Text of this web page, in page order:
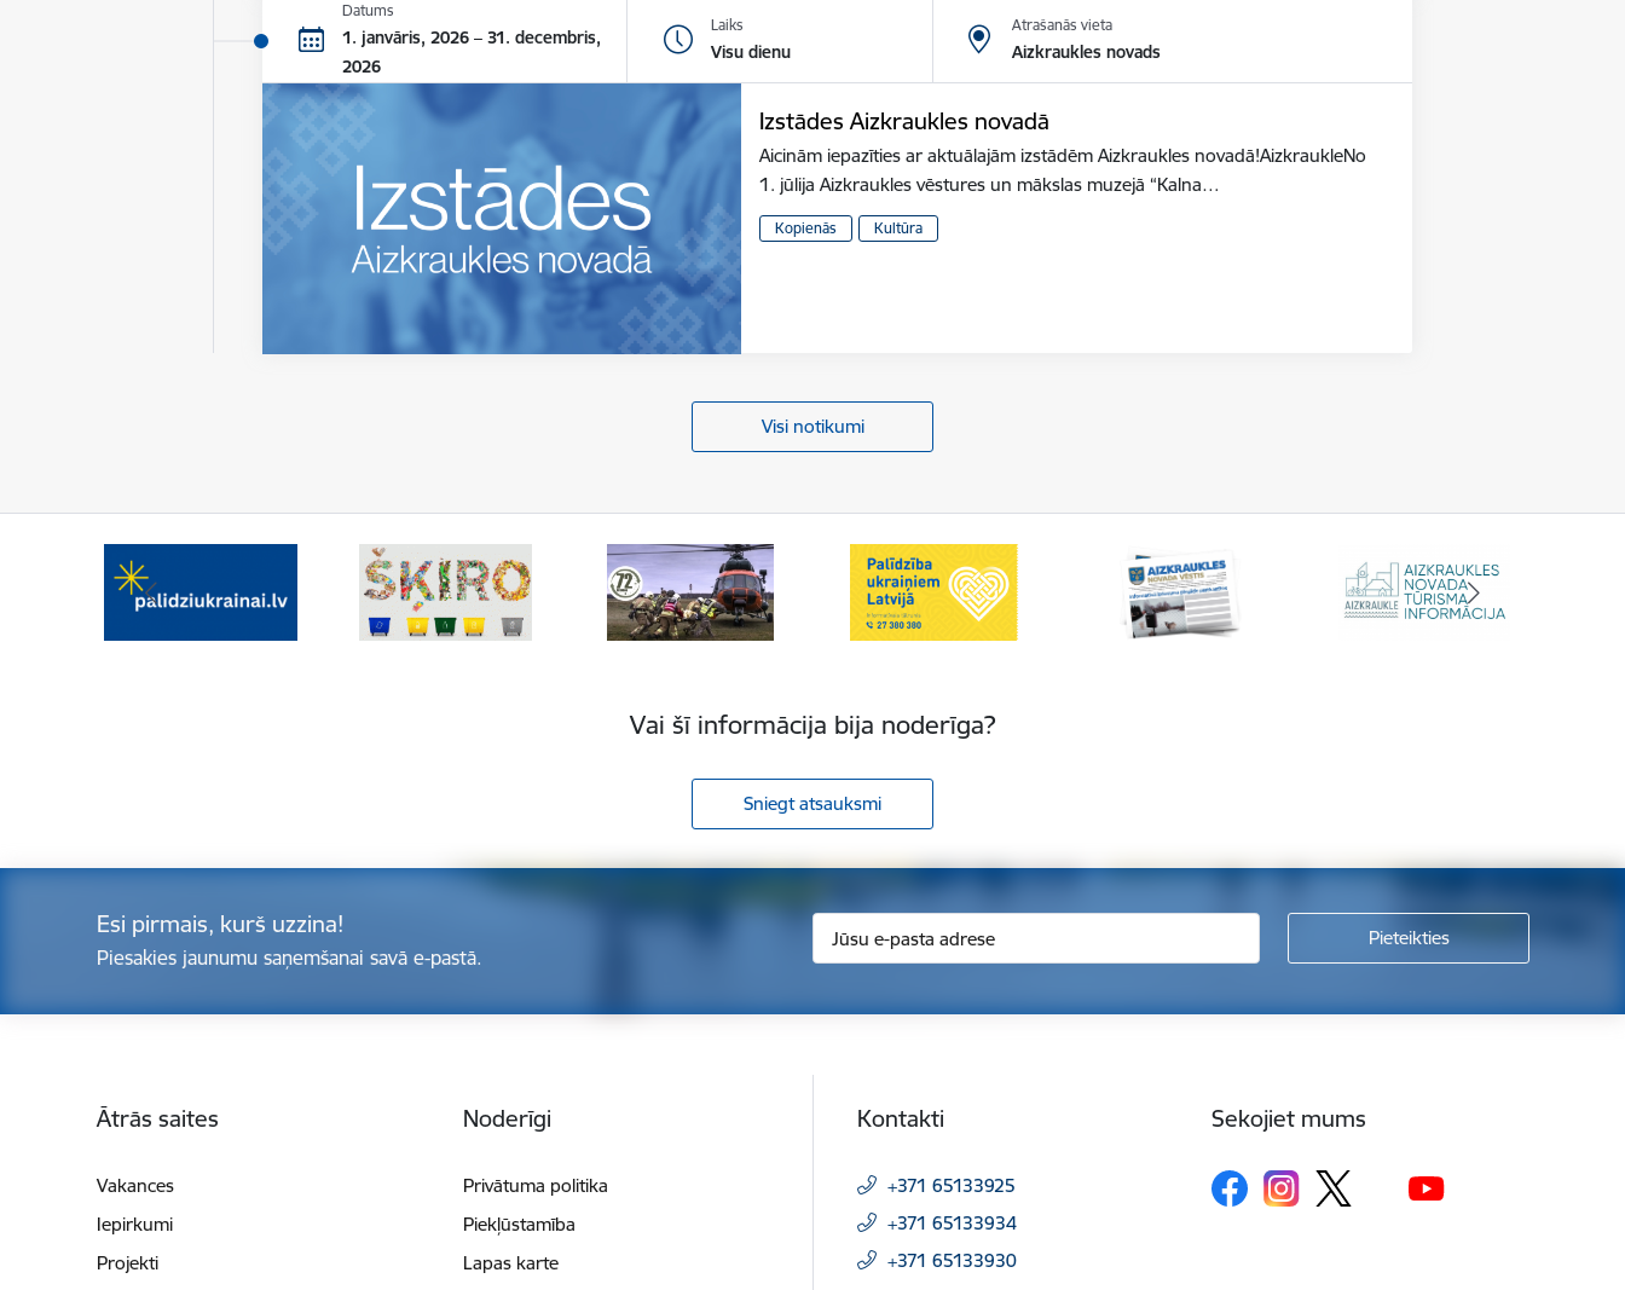
Datums
1. janvāris, 2026 – 31. decembris,
2026
Laiks
Visu dienu
Atrašanās vieta
Aizkraukles novads
Izstādes Aizkraukles novadā
Aicinām iepazīties ar aktuālajām izstādēm Aizkraukles novadā!AizkraukleNo
1. jūlija Aizkraukles vēstures un mākslas muzejā “Kalna…
Kopienās Kultūra
Visi notikumi
Vai šī informācija bija noderīga?
Sniegt atsauksmi
Esi pirmais, kurš uzzina!
Piesakies jaunumu saņemšanai savā e-pastā.
Ātrās saites
Vakances
Iepirkumi
Projekti
Noderīgi
Privātuma politika
Piekļūstamība
Lapas karte
Kontakti
+371 65133925
+371 65133934
+371 65133930
Sekojiet mums